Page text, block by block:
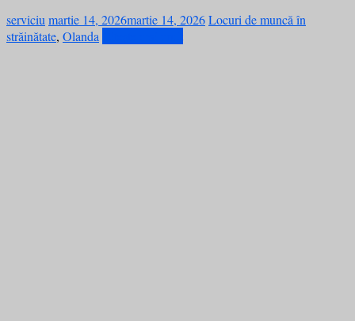
serviciumartie 14, 2026martie 14, 2026Locuri de muncă în
străinătate, Olanda